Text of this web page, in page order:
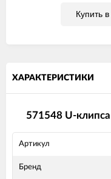
Купить
ХАРАКТЕРИСТИКИ
571548 U-
Артикул
Бренд